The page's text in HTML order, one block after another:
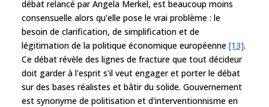
débat relancé par Angela Merkel, est beaucoup moins
consensuelle alors qu'elle pose le vrai problème : le
besoin de clarification, de simplification et de
légitimation de la politique économique européenne [13].
Ce débat révèle des lignes de fracture que tout décideur
doit garder à l'esprit s'il veut engager et porter le débat
sur des bases réalistes et bâtir du solide. Gouvernement
est synonyme de politisation et d'interventionnisme en